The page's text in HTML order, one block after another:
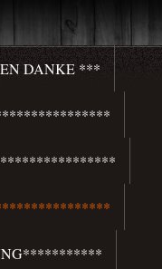
DANKE ***
*****************